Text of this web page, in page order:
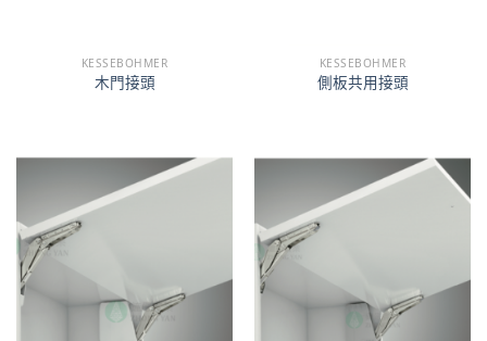
KESSEBOHMER
木門接頭
KESSEBOHMER
側板共用接頭